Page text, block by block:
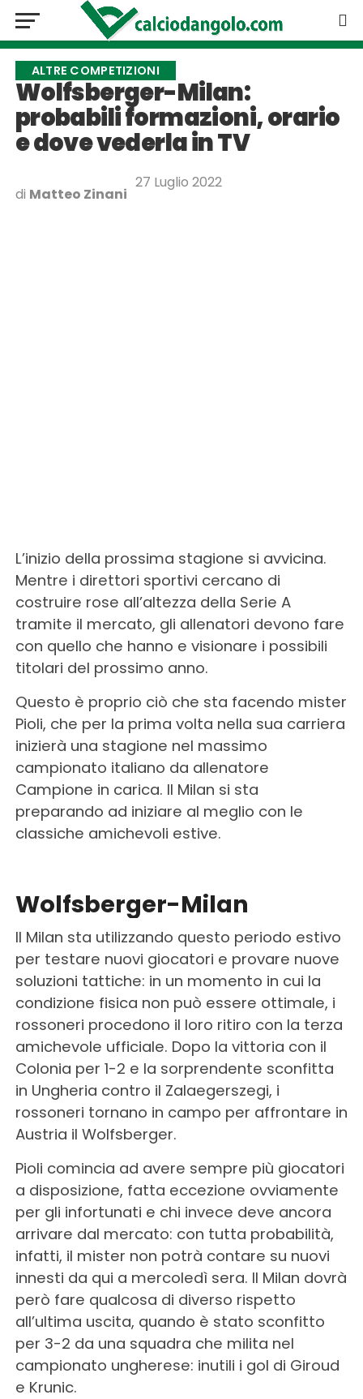
ALTRE COMPETIZIONI
Wolfsberger-Milan:
probabili formazioni, orario
e dove vederla in TV
di Matteo Zinani
27 Luglio 2022
L’inizio della prossima stagione si avvicina.
Mentre i direttori sportivi cercano di
costruire rose all’altezza della Serie A
tramite il mercato, gli allenatori devono fare
con quello che hanno e visionare i possibili
titolari del prossimo anno.
Questo è proprio ciò che sta facendo mister
Pioli, che per la prima volta nella sua carriera
inizierà una stagione nel massimo
campionato italiano da allenatore
Campione in carica. Il Milan si sta
preparando ad iniziare al meglio con le
classiche amichevoli estive.
Wolfsberger-Milan
Il Milan sta utilizzando questo periodo estivo
per testare nuovi giocatori e provare nuove
soluzioni tattiche: in un momento in cui la
condizione fisica non può essere ottimale, i
rossoneri procedono il loro ritiro con la terza
amichevole ufficiale. Dopo la vittoria con il
Colonia per 1-2 e la sorprendente sconfitta
in Ungheria contro il Zalaegerszegi, i
rossoneri tornano in campo per affrontare in
Austria il Wolfsberger.
Pioli comincia ad avere sempre più giocatori
a disposizione, fatta eccezione ovviamente
per gli infortunati e chi invece deve ancora
arrivare dal mercato: con tutta probabilità,
infatti, il mister non potrà contare su nuovi
innesti da qui a mercoledì sera. Il Milan dovrà
però fare qualcosa di diverso rispetto
all’ultima uscita, quando è stato sconfitto
per 3-2 da una squadra che milita nel
campionato ungherese: inutili i gol di Giroud
e Krunic.